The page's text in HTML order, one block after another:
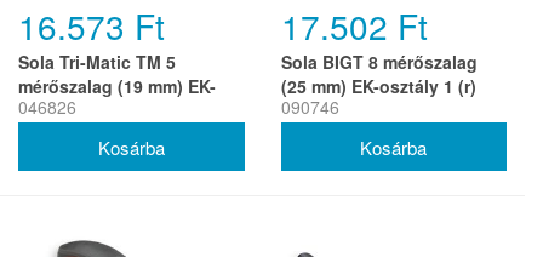
16.573 Ft
Sola Tri-Matic TM 5
mérőszalag (19 mm) EK-
osztály 1 (r)
046826
17.502 Ft
Sola BIGT 8 mérőszalag
(25 mm) EK-osztály 1 (r)
090746